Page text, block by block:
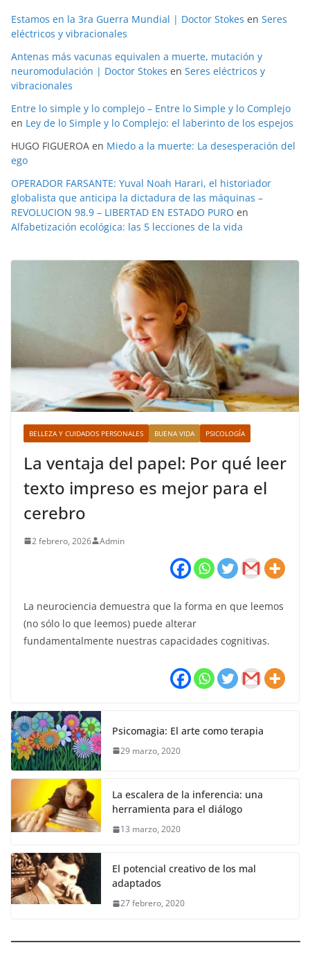
Estamos en la 3ra Guerra Mundial | Doctor Stokes en Seres
eléctricos y vibracionales
Antenas más vacunas equivalen a muerte, mutación y
neuromodulación | Doctor Stokes en Seres eléctricos y
vibracionales
Entre lo simple y lo complejo – Entre lo Simple y lo Complejo
en Ley de lo Simple y lo Complejo: el laberinto de los espejos
HUGO FIGUEROA en Miedo a la muerte: La desesperación del
ego
OPERADOR FARSANTE: Yuval Noah Harari, el historiador
globalista que anticipa la dictadura de las máquinas –
REVOLUCION 98.9 – LIBERTAD EN ESTADO PURO en
Alfabetización ecológica: las 5 lecciones de la vida
BELLEZA Y CUIDADOS PERSONALES BUENA VIDA PSICOLOGÍA
La ventaja del papel: Por qué leer
texto impreso es mejor para el
cerebro
2 febrero, 2026 Admin
La neurociencia demuestra que la forma en que leemos
(no sólo lo que leemos) puede alterar
fundamentalmente nuestras capacidades cognitivas.
Psicomagia: El arte como terapia
29 marzo, 2020
La escalera de la inferencia: una
herramienta para el diálogo
13 marzo, 2020
El potencial creativo de los mal
adaptados
27 febrero, 2020